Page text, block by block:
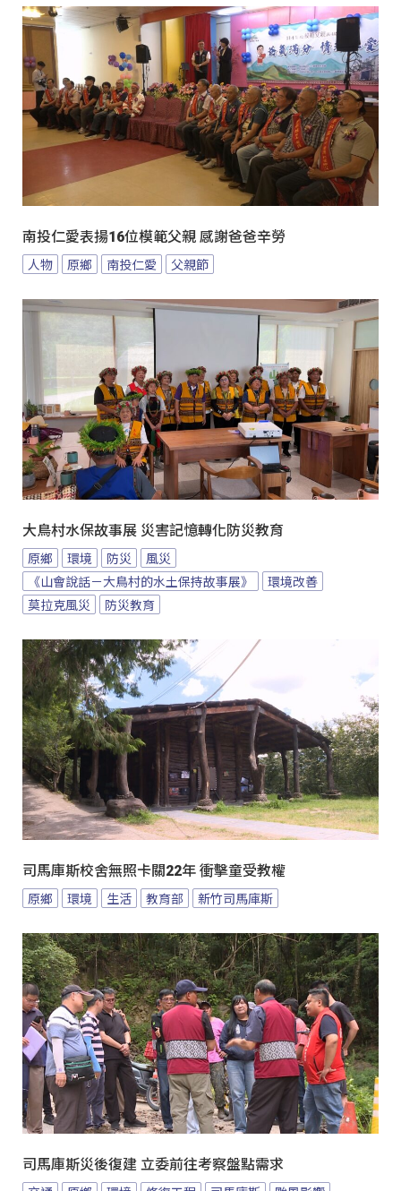
南投仁愛表揚16位模範父親 感謝爸爸辛勞
人物 原鄉 南投仁愛 父親節
大鳥村水保故事展 災害記憶轉化防災教育
原鄉 環境 防災
風災
《山會說話－大鳥村的水土保持故事展》
環境改善
莫拉克風災
防災教育
司馬庫斯校舍無照卡關22年 衝擊童受教權
原鄉 環境 生活 教育部 新竹司馬庫斯
司馬庫斯災後復建 立委前往考察盤點需求